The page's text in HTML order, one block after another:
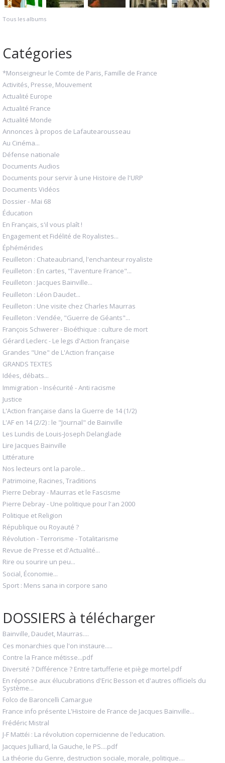
Tous les albums
Catégories
*Monseigneur le Comte de Paris, Famille de France
Activités, Presse, Mouvement
Actualité Europe
Actualité France
Actualité Monde
Annonces à propos de Lafautearousseau
Au Cinéma...
Défense nationale
Documents Audios
Documents pour servir à une Histoire de l'URP
Documents Vidéos
Dossier - Mai 68
Éducation
En Français, s'il vous plaît !
Engagement et Fidélité de Royalistes...
Éphémérides
Feuilleton : Chateaubriand, l'enchanteur royaliste
Feuilleton : En cartes, "l'aventure France"...
Feuilleton : Jacques Bainville...
Feuilleton : Léon Daudet...
Feuilleton : Une visite chez Charles Maurras
Feuilleton : Vendée, "Guerre de Géants"...
François Schwerer - Bioéthique : culture de mort
Gérard Leclerc - Le legs d'Action française
Grandes "Une" de L'Action française
GRANDS TEXTES
Idées, débats...
Immigration - Insécurité - Anti racisme
Justice
L'Action française dans la Guerre de 14 (1/2)
L'AF en 14 (2/2) : le "Journal" de Bainville
Les Lundis de Louis-Joseph Delanglade
Lire Jacques Bainville
Littérature
Nos lecteurs ont la parole...
Patrimoine, Racines, Traditions
Pierre Debray - Maurras et le Fascisme
Pierre Debray - Une politique pour l'an 2000
Politique et Religion
République ou Royauté ?
Révolution - Terrorisme - Totalitarisme
Revue de Presse et d'Actualité...
Rire ou sourire un peu...
Social, Économie...
Sport : Mens sana in corpore sano
DOSSIERS à télécharger
Bainville, Daudet, Maurras....
Ces monarchies que l'on instaure.....
Contre la France métisse...pdf
Diversité ? Différence ? Entre tartufferie et piège mortel.pdf
En réponse aux élucubrations d'Eric Besson et d'autres officiels du
Système...
Folco de Baroncelli Camargue
France info présente L'Histoire de France de Jacques Bainville...
Frédéric Mistral
J-F Mattéi : La révolution copernicienne de l'education.
Jacques Julliard, la Gauche, le PS....pdf
La théorie du Genre, destruction sociale, morale, politique....